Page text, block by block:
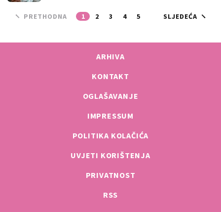
PRETHODNA 1 2 3 4 5 SLJEDEĆA
ARHIVA
KONTAKT
OGLAŠAVANJE
IMPRESSUM
POLITIKA KOLAČIĆA
UVJETI KORIŠTENJA
PRIVATNOST
RSS